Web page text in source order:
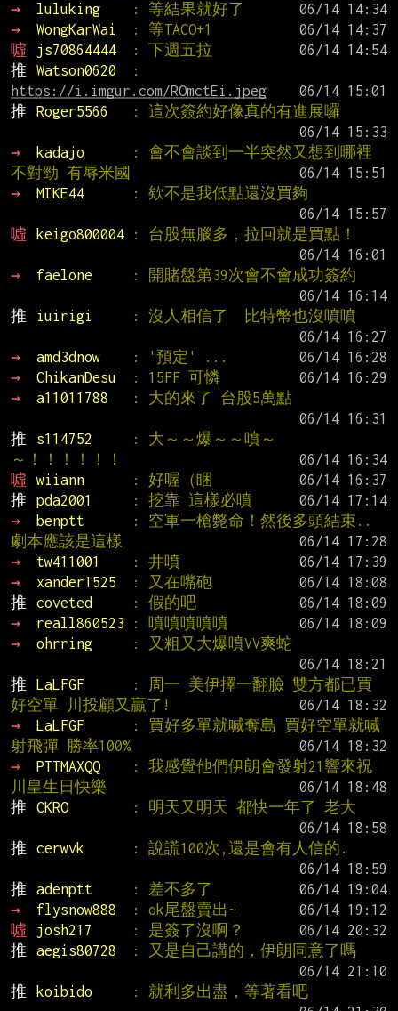
→
luluking : 等結果就好了
→
WongKarWai : 等TACO+1
噓
js70864444 : 下週五拉
推
Watson0620
https://i.imgur.com/ROmctEi.jpeg
推
Roger5566
: 這次簽約好像真的有進展囉
→
kadajo
: 會不會談到一半突然又想到哪裡
不對勁 有辱米國
→
MIKE44
: 欸不是我低點還沒買夠
噓
keigo800004
: 台股無腦多，拉回就是買點！
→
faelone
: 開賭盤第39次會不會成功簽約
推
iuirigi
: 沒人相信了  比特幣也沒噴噴
→
amd3dnow : '預定' ...
→
ChikanDesu : 15FF 可憐
→
a11011788
: 大的來了 台股5萬點
推
s114752
: 大～～爆～～噴～
～！！！！！！
噓
wiiann : 好喔（睏
推
pda2001 : 挖靠 這樣必噴
→
benptt
: 空軍一槍斃命！然後多頭結束..
劇本應該是這樣
→
tw411001 : 井噴
→
xander1525 : 又在嘴砲
推
coveted : 假的吧
→
reall860523 : 噴噴噴噴噴
→
ohrring
: 又粗又大爆噴VV爽蛇
推
LaLFGF
: 周一 美伊擇一翻臉 雙方都已買
好空單 川投顧又贏了!
→
LaLFGF
: 買好多單就喊奪島 買好空單就喊
射飛彈 勝率100%
→
PTTMAXQQ
: 我感覺他們伊朗會發射21響來祝
川皇生日快樂
推
CKRO
: 明天又明天 都快一年了 老大
推
cerwvk
: 說謊100次,還是會有人信的.
推
adenptt : 差不多了
→
flysnow888 : ok尾盤賣出~
噓
josh217 : 是簽了沒啊？
推
aegis80728
: 又是自己講的，伊朗同意了嗎
推
koibido
: 就利多出盡，等著看吧